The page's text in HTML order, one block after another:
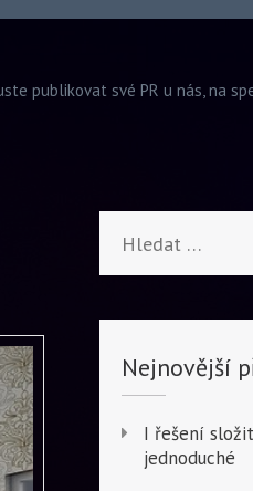
publikovat své PR u nás, na
Nejnovější
I řešení
jednoduché